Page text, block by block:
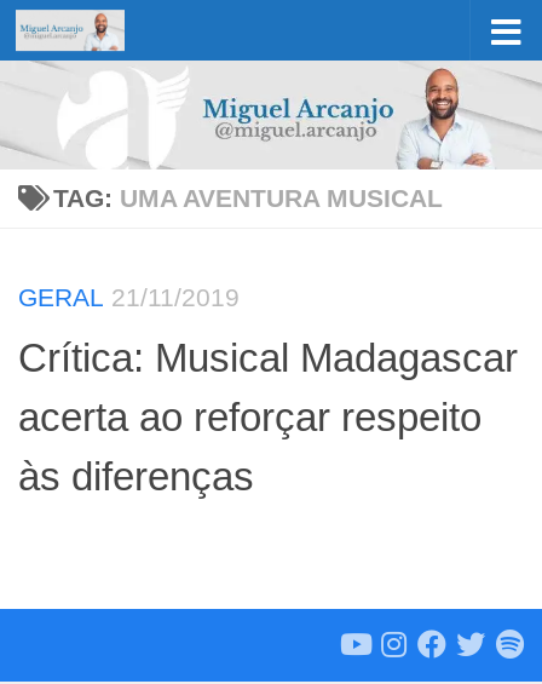
Skip to content
TAG: UMA AVENTURA MUSICAL
GERAL 21/11/2019
Crítica: Musical Madagascar
acerta ao reforçar respeito
às diferenças